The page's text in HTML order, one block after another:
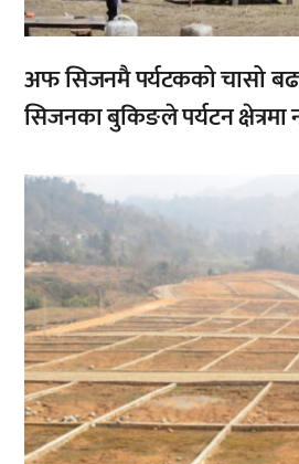
अफ सिजनमै पर्यटकको चासो
सिजनका बुकिङले पर्यटन
,